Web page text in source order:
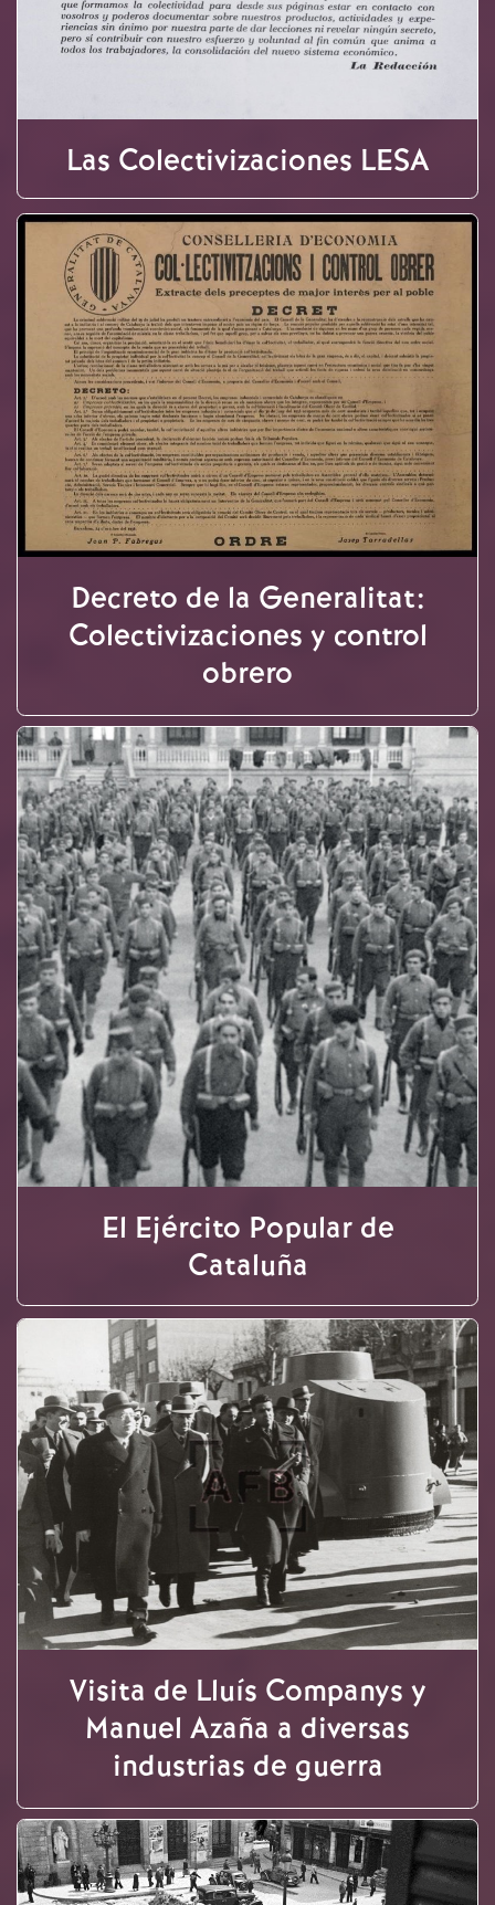
Las Colectivizaciones LESA
Decreto de la Generalitat:
Colectivizaciones y control
obrero
El Ejército Popular de
Cataluña
Visita de Lluís Companys y
Manuel Azaña a diversas
industrias de guerra